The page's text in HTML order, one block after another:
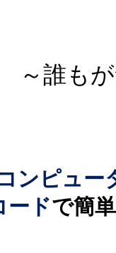
誰もが
ンピュー
ードで簡